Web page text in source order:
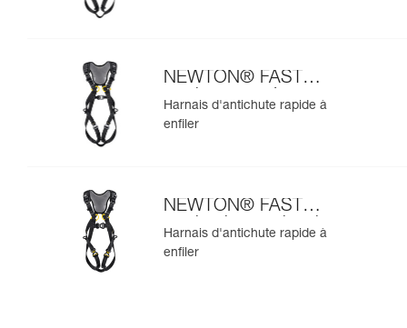
NEWTON® FAST
version européenne
Harnais d'antichute rapide à
enfiler
NEWTON® FAST
version internationale
Harnais d'antichute rapide à
enfiler